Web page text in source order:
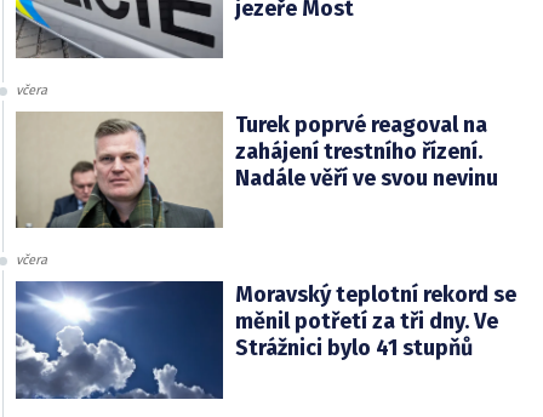
jezeře Most
včera
Turek poprvé reagoval na
zahájení trestního řízení.
Nadále věří ve svou nevinu
včera
Moravský teplotní rekord se
měnil potřetí za tři dny. Ve
Strážnici bylo 41 stupňů